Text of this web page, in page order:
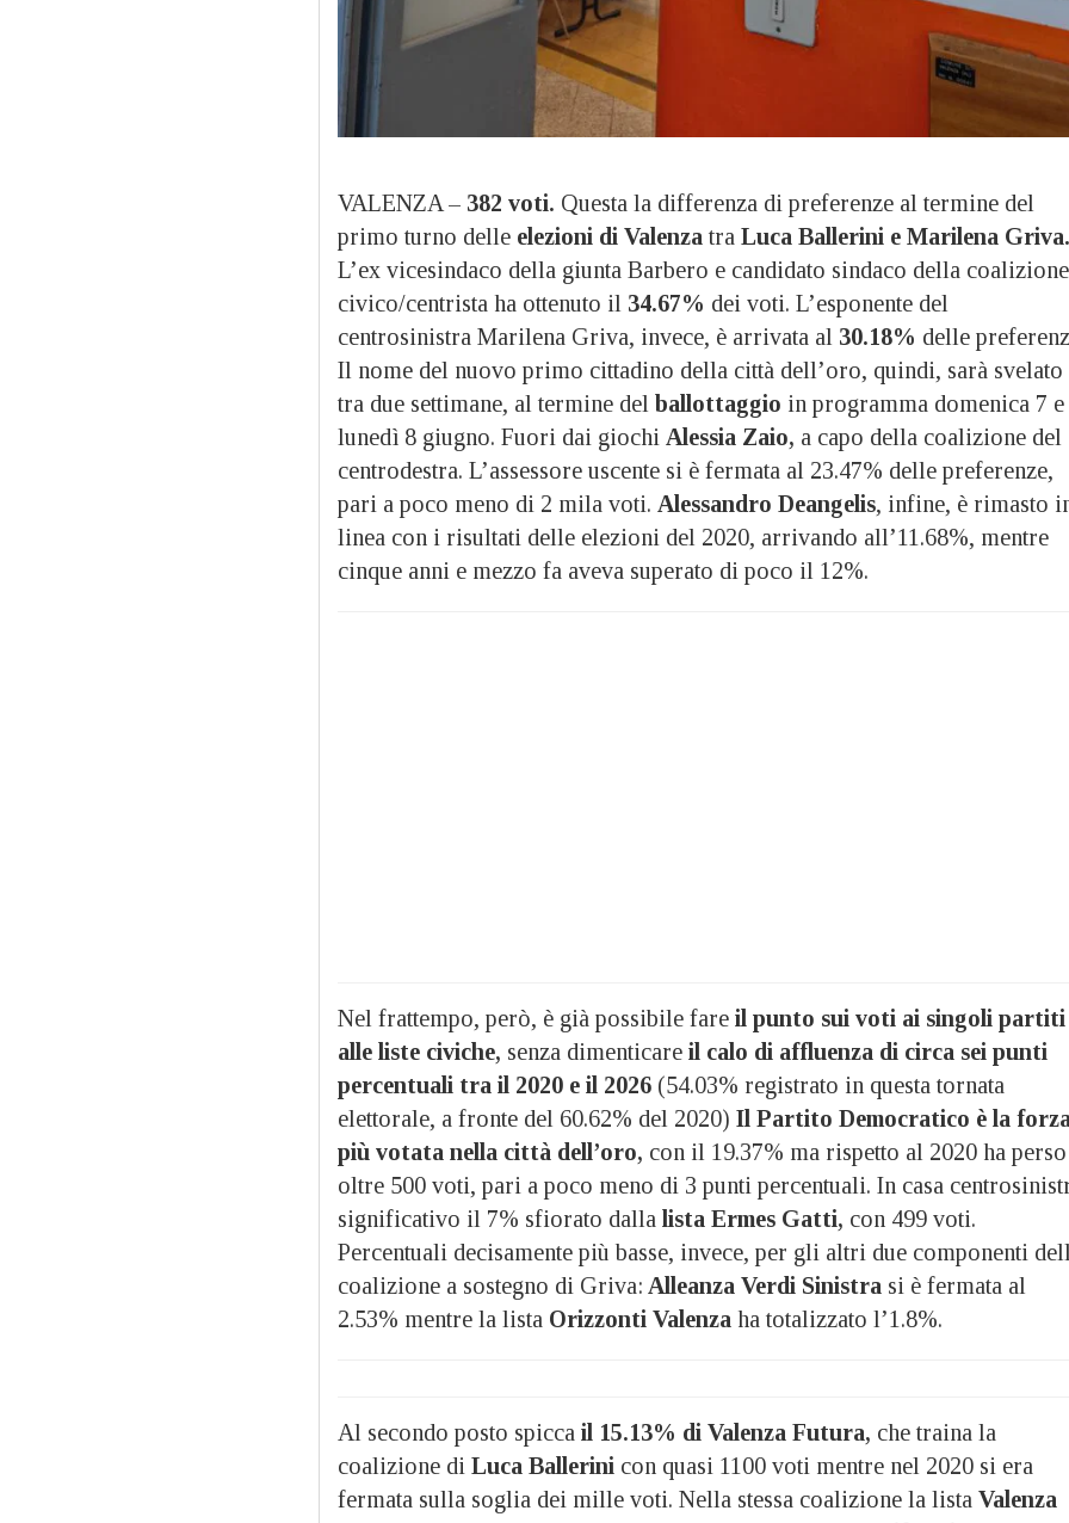
VALENZA – 382 voti. Questa la differenza di preferenze al termine del
primo turno delle elezioni di Valenza tra Luca Ballerini e Marilena Griva.
L’ex vicesindaco della giunta Barbero e candidato sindaco della coalizione
civico/centrista ha ottenuto il 34.67% dei voti. L’esponente del
centrosinistra Marilena Griva, invece, è arrivata al 30.18% delle
Il nome del nuovo primo cittadino della città dell’oro, quindi, sarà svelato
tra due settimane, al termine del ballottaggio in programma domenica 7 e
lunedì 8 giugno. Fuori dai giochi Alessia Zaio, a capo della coalizione del
centrodestra. L’assessore uscente si è fermata al 23.47% delle preferenze,
pari a poco meno di 2 mila voti. Alessandro Deangelis, infine, è rimasto
linea con i risultati delle elezioni del 2020, arrivando all’11.68%, mentre
cinque anni e mezzo fa aveva superato di poco il 12%.
Nel frattempo, però, è già possibile fare il punto sui voti ai singoli partiti
alle liste civiche, senza dimenticare il calo di affluenza di circa sei punti
percentuali tra il 2020 e il 2026 (54.03% registrato in questa tornata
elettorale, a fronte del 60.62% del 2020) Il Partito Democratico è la
più votata nella città dell’oro, con il 19.37% ma rispetto al 2020 ha perso
oltre 500 voti, pari a poco meno di 3 punti percentuali. In casa
significativo il 7% sfiorato dalla lista Ermes Gatti, con 499 voti.
Percentuali decisamente più basse, invece, per gli altri due componenti
coalizione a sostegno di Griva: Alleanza Verdi Sinistra si è fermata al
2.53% mentre la lista Orizzonti Valenza ha totalizzato l’1.8%.
Al secondo posto spicca il 15.13% di Valenza Futura, che traina la
coalizione di Luca Ballerini con quasi 1100 voti mentre nel 2020 si era
fermata sulla soglia dei mille voti. Nella stessa coalizione la lista Valenza